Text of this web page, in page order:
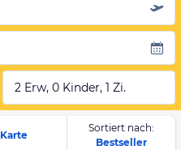
2 Erw, 0 Kinder, 1 Zi.
Karte
Sortiert nach:
Bestseller